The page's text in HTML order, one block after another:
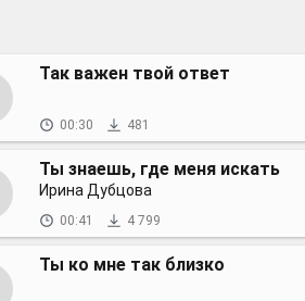
Так важен твой ответ
00:30 481
Ты знаешь, где меня искать
Ирина Дубцова
00:41 4 799
Ты ко мне так близко